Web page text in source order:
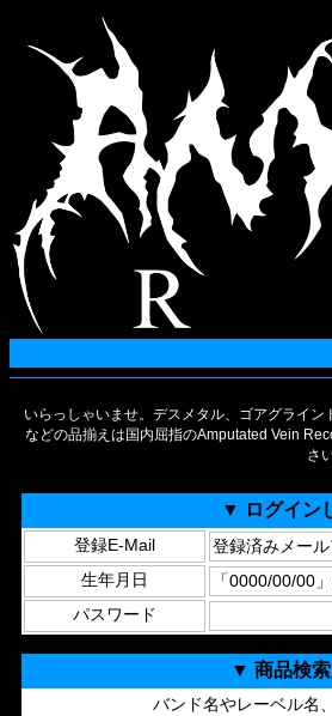
いらっしゃいませ。デスメタル、ゴアグライ
などの品揃えは国内屈指のAmputated Vein
さ
▼ ログイン
登録E-Mail
生年月日
パスワード
▼ 商品検
バンド名やレーベル名